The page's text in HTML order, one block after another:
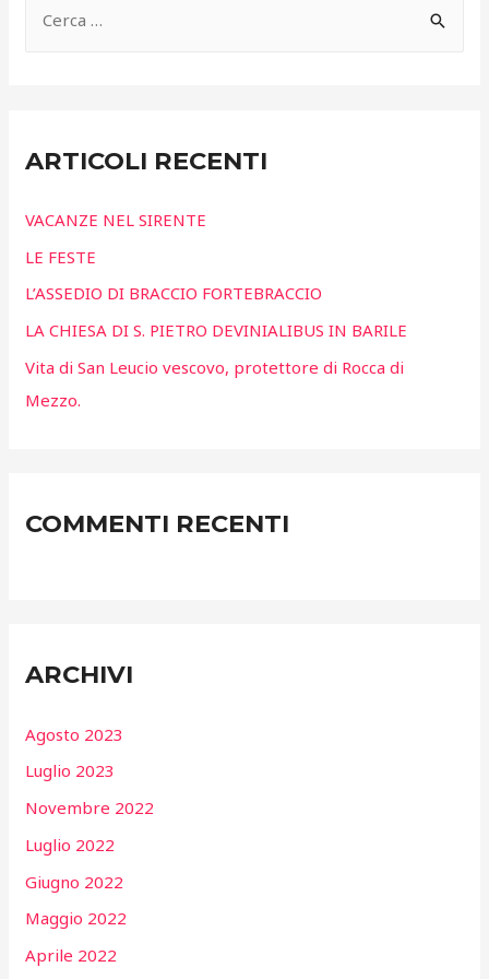
c
p
e
r
:
ARTICOLI RECENTI
VACANZE NEL SIRENTE
LE FESTE
L’ASSEDIO DI BRACCIO FORTEBRACCIO
LA CHIESA DI S. PIETRO DEVINIALIBUS IN BARILE
Vita di San Leucio vescovo, protettore di Rocca di
Mezzo.
COMMENTI RECENTI
ARCHIVI
Agosto 2023
Luglio 2023
Novembre 2022
Luglio 2022
Giugno 2022
Maggio 2022
Aprile 2022